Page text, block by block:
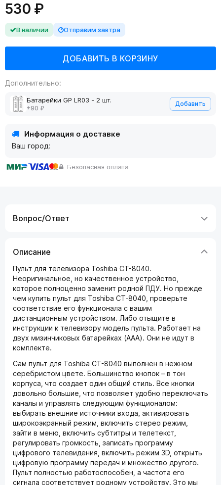
530 ₽
В наличии Отправим завтра
Дополнительно:
Батарейки GP LR03 - 2 шт.
+90 ₽
Добавить
Информация о доставке
Ваш город:
Безопасная оплата
Вопрос/Ответ
Описание
Пульт для телевизора Toshiba CT-8040.
Неоригинальное, но качественное устройство,
которое полноценно заменит родной ПДУ. Но прежде
чем купить пульт для Toshiba CT-8040, проверьте
соответствие его функционала с вашим
дистанционным устройством. Либо отыщите в
инструкции к телевизору модель пульта. Работает на
двух мизинчиковых батарейках (AAA). Они не идут в
комплекте.
Сам пульт для Toshiba CT-8040 выполнен в нежном
серебристом цвете. Большинство кнопок – в тон
корпуса, что создает один общий стиль. Все кнопки
довольно большие, что позволяет удобно переключать
каналы и управлять следующим функционалом:
выбирать внешние источники входа, активировать
широкоэкранный режим, включить стерео режим,
зайти в меню, включить субтитры и телетекст,
регулировать громкость, записать программу
цифрового телевидения, включить режим 3D, открыть
цифровую программу передач и множество другого.
Пульт полностью работоспособен, а частота его
сигнала соответствует родному устройству. Это мы